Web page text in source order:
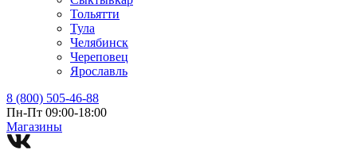
Тольятти
Тула
Челябинск
Череповец
Ярославль
8 (800) 505-46-88
Пн-Пт 09:00-18:00
Магазины⁠